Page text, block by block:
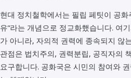
현대 정치철학에서는 필립 페팃이 공
유”라는 개념으로 정교화했습니다. 여
가 아니라, 자의적 권력에 종속되지 않
관점은 법치주의, 권력분립, 공직자의
요구합니다. 공화국은 시민의 참여와